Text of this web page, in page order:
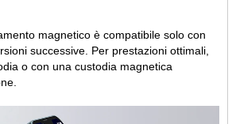
magnetico è compatibile solo con
successive. Per prestazioni ottimali,
o con una custodia magnetica